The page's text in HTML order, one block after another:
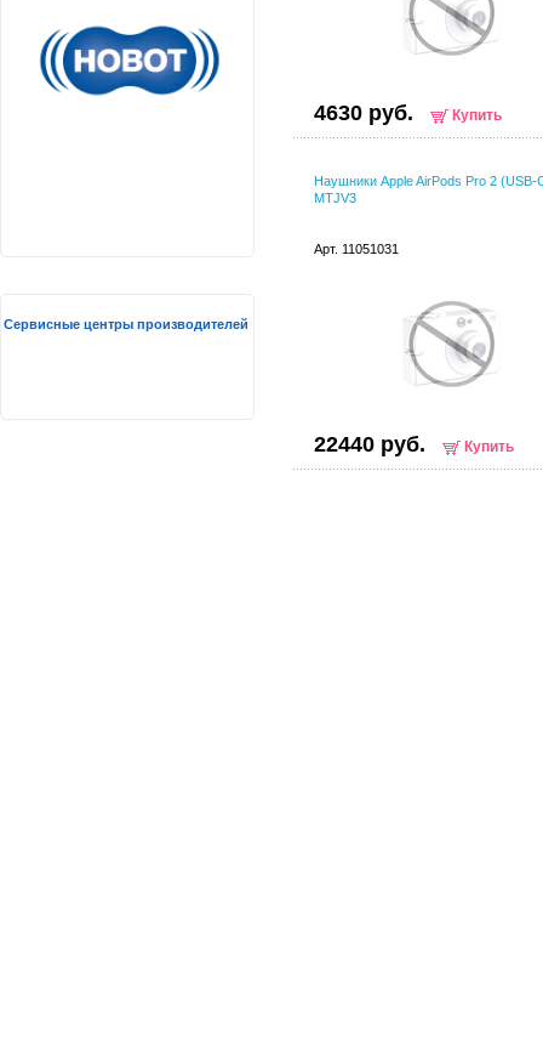
4630 руб. Купить
Наушники Apple AirPods Pro 2 (USB-
MTJV3
Арт. 11051031
22440 руб. Купить
Сервисные центры производителей